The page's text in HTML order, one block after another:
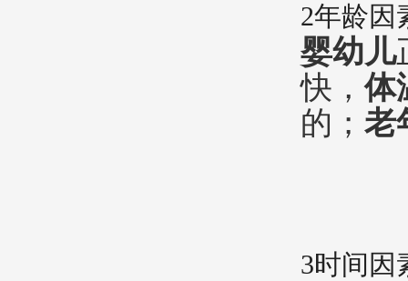
2年龄因
婴幼儿
快，体
的； 老
3时间因